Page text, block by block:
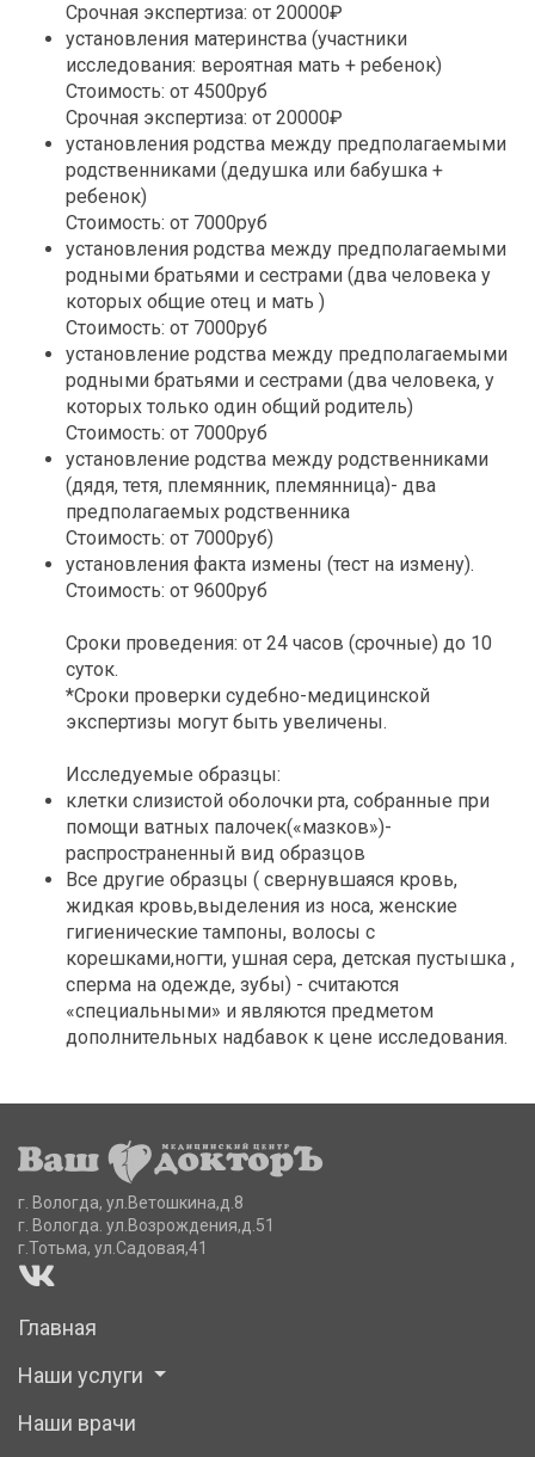
Срочная экспертиза: от 20000₽
установления материнства (участники
исследования: вероятная мать + ребенок)
Стоимость: от 4500руб
Срочная экспертиза: от 20000₽
установления родства между предполагаемыми
родственниками (дедушка или бабушка +
ребенок)
Стоимость: от 7000руб
установления родства между предполагаемыми
родными братьями и сестрами (два человека у
которых общие отец и мать )
Стоимость: от 7000руб
установление родства между предполагаемыми
родными братьями и сестрами (два человека, у
которых только один общий родитель)
Стоимость: от 7000руб
установление родства между родственниками
(дядя, тетя, племянник, племянница)- два
предполагаемых родственника
Стоимость: от 7000руб)
установления факта измены (тест на измену).
Стоимость: от 9600руб
Сроки проведения: от 24 часов (срочные) до 10
суток.
*Сроки проверки судебно-медицинской
экспертизы могут быть увеличены.
Исследуемые образцы:
клетки слизистой оболочки рта, собранные при
помощи ватных палочек(«мазков»)-
распространенный вид образцов
Все другие образцы ( свернувшаяся кровь,
жидкая кровь,выделения из носа, женские
гигиенические тампоны, волосы с
корешками,ногти, ушная сера, детская пустышка ,
сперма на одежде, зубы) - считаются
«специальными» и являются предметом
дополнительных надбавок к цене исследования.
г. Вологда, ул.Ветошкина,д.8
г. Вологда. ул.Возрождения,д.51
г.Тотьма, ул.Садовая,41
Главная
Наши услуги
Наши врачи